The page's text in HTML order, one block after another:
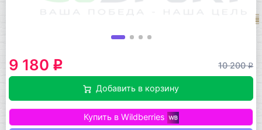
9 180 q 10 200q
Добавить в корзину
Купить в Wildberries